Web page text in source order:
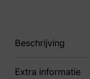
Beschrijving
87 Prezzo Blue
Extra informatie